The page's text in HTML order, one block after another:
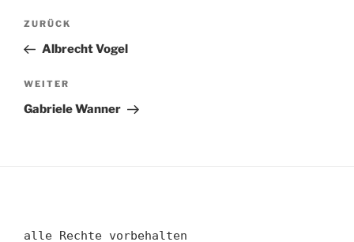
Beitragsnavigation
Vorheriger
Beitrag
ZURÜCK
Albrecht Vogel
Nächster
Beitrag
WEITER
Gabriele Wanner
alle Rechte vorbehalten